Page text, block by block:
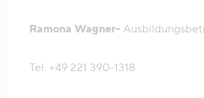
Ramona Wagner-
Tel. +49 221 390-1318